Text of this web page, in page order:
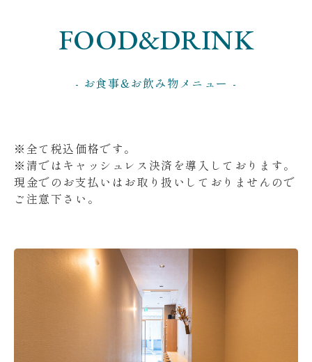
FOOD&DRINK
- お食事&お飲み物メニュー -
※全て税込価格です。
※清ではキャッシュレス決済を導入しております。
現金でのお支払いはお取り扱いしておりませんので
ご注意下さい。